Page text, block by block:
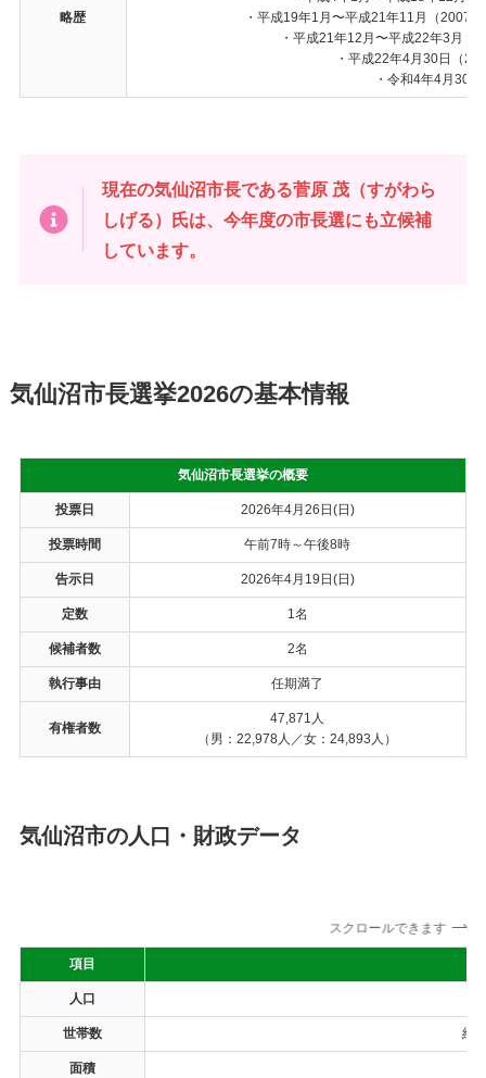
略歴
・平成19年1月〜平成21年11月（2007
・平成21年12月〜平成22年3月
・平成22年4月30日（
・令和4年4月30
現在の気仙沼市長である菅原 茂（すがわら
しげる）氏は、今年度の市長選にも立候補
しています。
気仙沼市長選挙2026の基本情報
気仙沼市長選挙の概要
投票日 2026年4月26日(日)
投票時間 午前7時～午後8時
告示日 2026年4月19日(日)
定数 1名
候補者数 2名
執行事由 任期満了
有権者数
47,871人
（男：22,978人／女：24,893人）
気仙沼市の人口・財政データ
スクロールできます
項目
人口
世帯数 約
面積